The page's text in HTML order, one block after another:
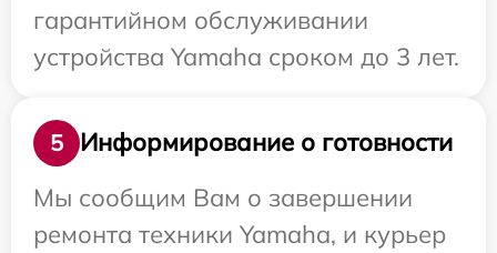
гарантийном обслуживании
устройства Yamaha сроком до 3 лет.
5
Информирование о готовности
Мы сообщим Вам о завершении
ремонта техники Yamaha, и курьер